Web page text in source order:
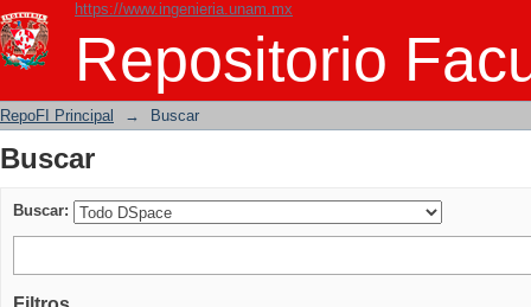
https://www.ingenieria.unam.mx
Repositorio
Buscar
RepoFI Principal → Buscar
Buscar
Buscar: